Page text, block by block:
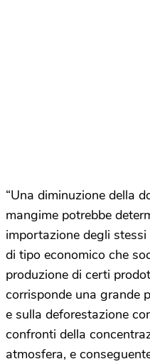
“Una diminuzione della
mangime potrebbe
importazione degli
di tipo economico che
produzione di certi
corrisponde una grande
e sulla deforestazione
confronti della
atmosfera, e